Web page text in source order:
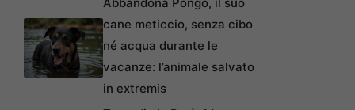
Abbandona Pongo, il suo
cane meticcio, senza cibo
né acqua durante le
vacanze: l’animale salvato
in extremis